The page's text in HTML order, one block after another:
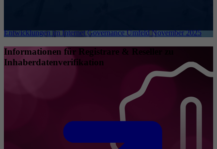
Entwicklungen im Internet Governance Umfeld November 2025
Informationen für Registrare & Reseller zu
Inhaberdatenverifikation